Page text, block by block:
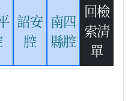
詔安
腔
南四
縣腔
回檢
索清
單